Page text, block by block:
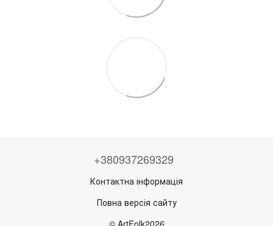
+380937269329
Контактна інформація
Повна версія сайту
© ArtFolk2026